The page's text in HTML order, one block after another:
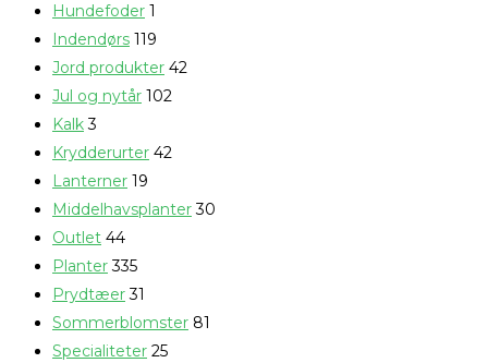
Hundefoder 1
Indendørs 119
Jord produkter 42
Jul og nytår 102
Kalk 3
Krydderurter 42
Lanterner 19
Middelhavsplanter 30
Outlet 44
Planter 335
Prydtæer 31
Sommerblomster 81
Specialiteter 25